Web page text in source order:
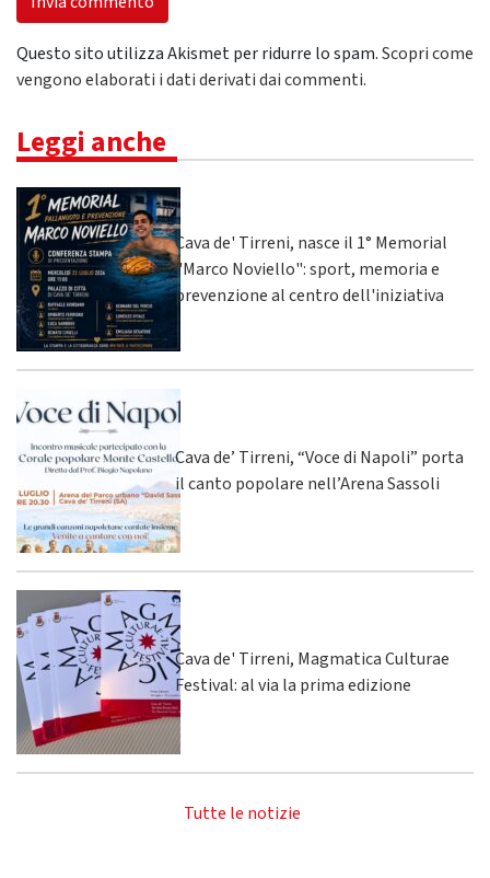
Questo sito utilizza Akismet per ridurre lo spam.Scopri come
vengono elaborati i dati derivati dai commenti.
Leggi anche
Cava de' Tirreni, nasce il 1° Memorial
"Marco Noviello": sport, memoria e
prevenzione al centro dell'iniziativa
Cava de’ Tirreni, “Voce di Napoli” porta
il canto popolare nell’Arena Sassoli
Cava de' Tirreni, Magmatica Culturae
Festival: al via la prima edizione
Tutte le notizie